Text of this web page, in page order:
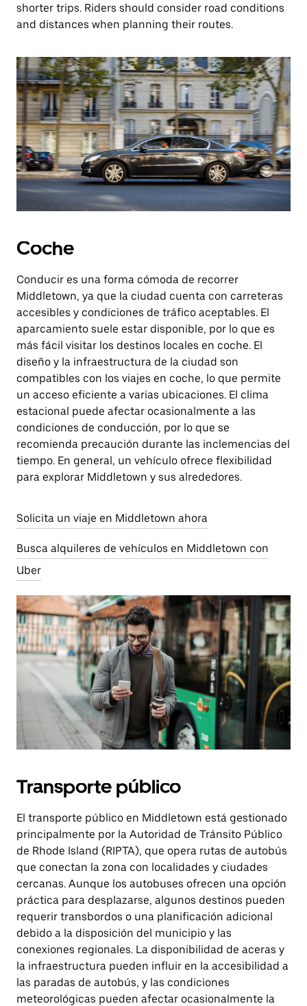
shorter trips. Riders should consider road conditions
and distances when planning their routes.
Coche
Conducir es una forma cómoda de recorrer
Middletown, ya que la ciudad cuenta con carreteras
accesibles y condiciones de tráfico aceptables. El
aparcamiento suele estar disponible, por lo que es
más fácil visitar los destinos locales en coche. El
diseño y la infraestructura de la ciudad son
compatibles con los viajes en coche, lo que permite
un acceso eficiente a varias ubicaciones. El clima
estacional puede afectar ocasionalmente a las
condiciones de conducción, por lo que se
recomienda precaución durante las inclemencias del
tiempo. En general, un vehículo ofrece flexibilidad
para explorar Middletown y sus alrededores.
Solicita un viaje en Middletown ahora
Busca alquileres de vehículos en Middletown con
Uber
Transporte público
El transporte público en Middletown está gestionado
principalmente por la Autoridad de Tránsito Público
de Rhode Island (RIPTA), que opera rutas de autobús
que conectan la zona con localidades y ciudades
cercanas. Aunque los autobuses ofrecen una opción
práctica para desplazarse, algunos destinos pueden
requerir transbordos o una planificación adicional
debido a la disposición del municipio y las
conexiones regionales. La disponibilidad de aceras y
la infraestructura pueden influir en la accesibilidad a
las paradas de autobús, y las condiciones
meteorológicas pueden afectar ocasionalmente la